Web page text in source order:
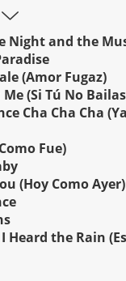
Night and the
(Amor Fugaz)
(Si Tú No
Cha Cha Cha
Fue)
(Hoy Como Ayer)
Heard the Rain